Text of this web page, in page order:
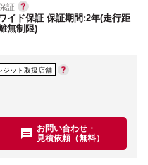
証
イド保証 保証期間:2年(走行距
無制限)
ジット取扱店舗
お問い合わせ・
見積依頼（無料）